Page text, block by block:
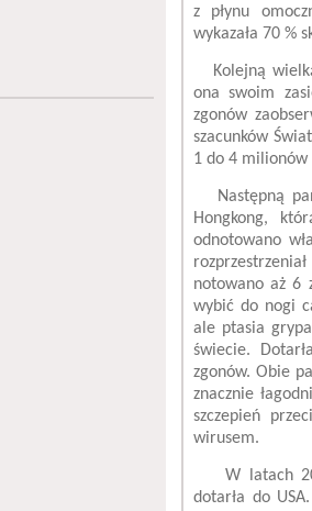
z płynu
wykazała 70 %
Kolejną
ona swoim
zgonów
szacunków
1 do 4 milionów
Następną
Hongkong,
odnotowano
notowano aż 6
wybić do nogi
ale ptasia
świecie.
zgonów. Obie
znacznie
szczepień
wirusem.
W latach
dotarła do